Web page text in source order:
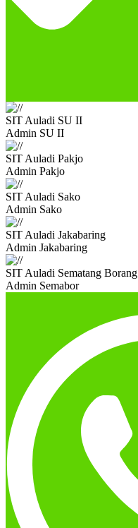
SIT Auladi SU II
Admin SU II
SIT Auladi Pakjo
Admin Pakjo
SIT Auladi Sako
Admin Sako
SIT Auladi Jakabaring
Admin Jakabaring
SIT Auladi Sematang Borang
Admin Semabor